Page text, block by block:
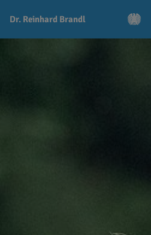
Dr. Reinhard Brandl